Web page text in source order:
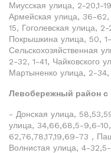
Миусская улица, 2-20,1-
Армейская улица, 36-
15, Гоголевская улица,
Покрышкина улица, 50,
Сельскохозяйственная
2-32, 1-41, Чайковского
Мартыненко улица, 2-34,
Левобережный район с
- Донская улица,
улица, 34,66,68,5-9,6-
62,76,78,17,19,69-73 ,
Волнистая улица, 4-